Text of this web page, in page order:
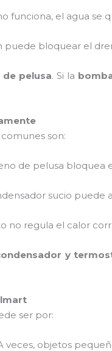
funciona, el agua se
puede bloquear el
pelusa. Si la
son:
de pelusa bloquea
sucio puede
no regula el calor
y
ser por:
veces, objetos